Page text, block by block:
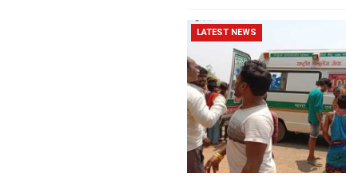
LATEST NEWS